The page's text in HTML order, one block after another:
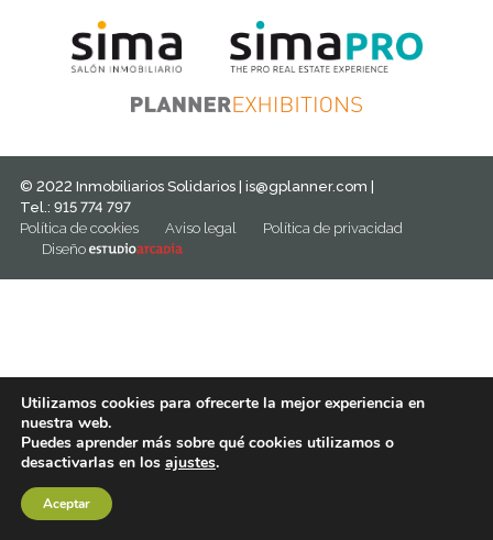
© 2022 Inmobiliarios Solidarios | is@gplanner.com |
Tel.: 915 774 797
Política de cookies
Aviso legal
Política de privacidad
Diseño
Utilizamos cookies para ofrecerte la mejor experiencia en
nuestra web.
Puedes aprender más sobre qué cookies utilizamos o
desactivarlas en los ajustes.
Aceptar